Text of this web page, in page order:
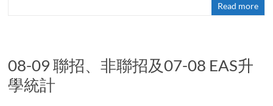
Read more
08-09 聯招、非聯招及07-08 EAS升
學統計